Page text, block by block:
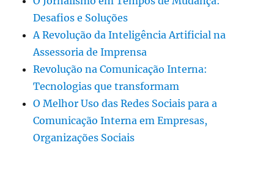
Desafios e Soluções
A Revolução da Inteligência Artificial na
Assessoria de Imprensa
Revolução na Comunicação Interna:
Tecnologias que transformam
O Melhor Uso das Redes Sociais para a
Comunicação Interna em Empresas,
Organizações Sociais